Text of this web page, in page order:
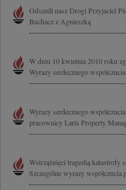
Odszedł nasz Drogi Przyjaciel
Buchacz z Agnieszką
W dniu 10 kwietnia 2010 roku
Wyrazy serdecznego
Wyrazy serdecznego
pracownicy Laris Property
Wstrząśnięci tragedią katastrofy
Szczególne wyrazy współczucia